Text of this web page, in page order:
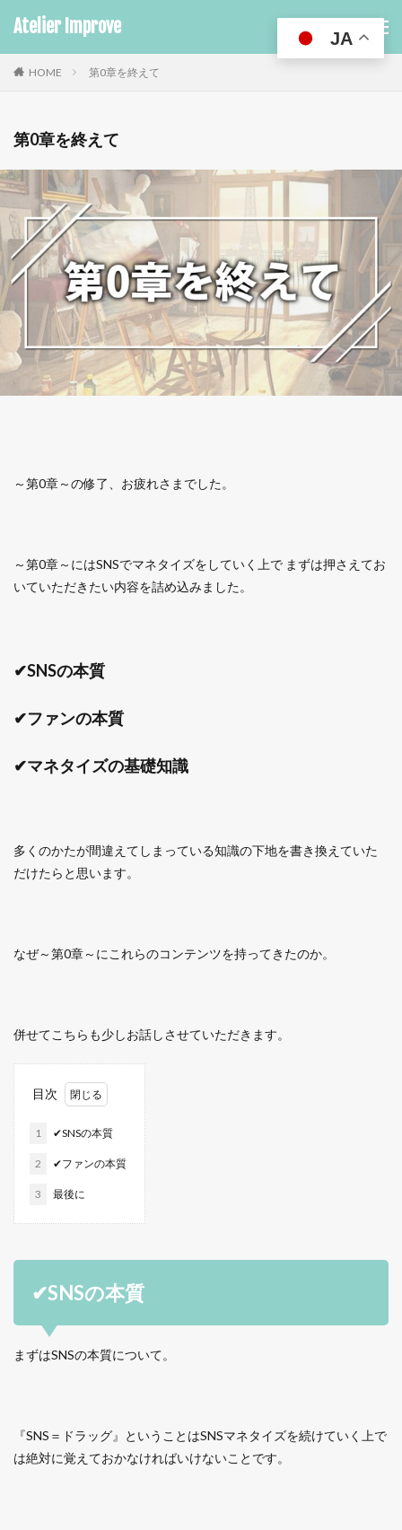
Atelier Improve
HOME 第0章を終えて
第0章を終えて
～第0章～の修了、お疲れさまでした。
～第0章～にはSNSでマネタイズをしていく上で まずは押さえてお
いていただきたい内容を詰め込みました。
✔SNSの本質
✔ファンの本質
✔マネタイズの基礎知識
多くのかたが間違えてしまっている知識の下地を書き換えていた
だけたらと思います。
なぜ～第0章～にこれらのコンテンツを持ってきたのか。
併せてこちらも少しお話しさせていただきます。
目次
1 ✔SNSの本質
2 ✔ファンの本質
3 最後に
✔SNSの本質
まずはSNSの本質について。
『SNS＝ドラッグ』ということはSNSマネタイズを続けていく上で
は絶対に覚えておかなければいけないことです。
JA